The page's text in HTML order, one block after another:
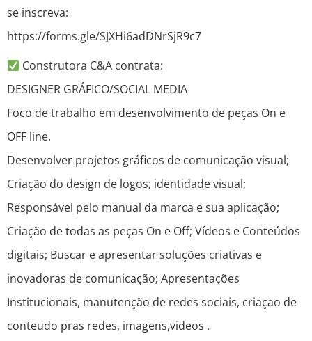
se inscreva:
https://forms.gle/SJXHi6adDNrSjR9c7
Construtora C&A contrata:
DESIGNER GRÁFICO/SOCIAL MEDIA
Foco de trabalho em desenvolvimento de peças On e
OFF line.
Desenvolver projetos gráficos de comunicação visual;
Criação do design de logos; identidade visual;
Responsável pelo manual da marca e sua aplicação;
Criação de todas as peças On e Off; Vídeos e Conteúdos
digitais; Buscar e apresentar soluções criativas e
inovadoras de comunicação; Apresentações
Institucionais, manutenção de redes sociais, criaçao de
conteudo pras redes, imagens,videos .